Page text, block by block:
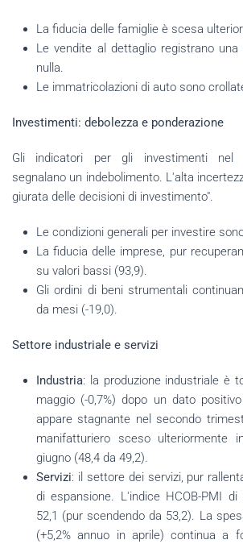
La fiducia delle famiglie è scesa
Le vendite al dettaglio registrano una
nulla.
Le immatricolazioni di auto sono
Investimenti: debolezza e ponderazione
Gli indicatori per gli investimenti nel
segnalano un indebolimento. L'alta
giurata delle decisioni di investimento".
Le condizioni generali per investire
La fiducia delle imprese, pur
su valori bassi (93,9).
Gli ordini di beni strumentali
da mesi (-19,0).
Settore industriale e servizi
Industria: la produzione industriale è
maggio (-0,7%) dopo un dato
appare stagnante nel secondo
manifatturiero sceso ulteriormente
giugno (48,4 da 49,2).
Servizi: il settore dei servizi, pur
di espansione. L'indice HCOB-PMI
52,1 (pur scendendo da 53,2). La
(+5,2% annuo in aprile) continua a